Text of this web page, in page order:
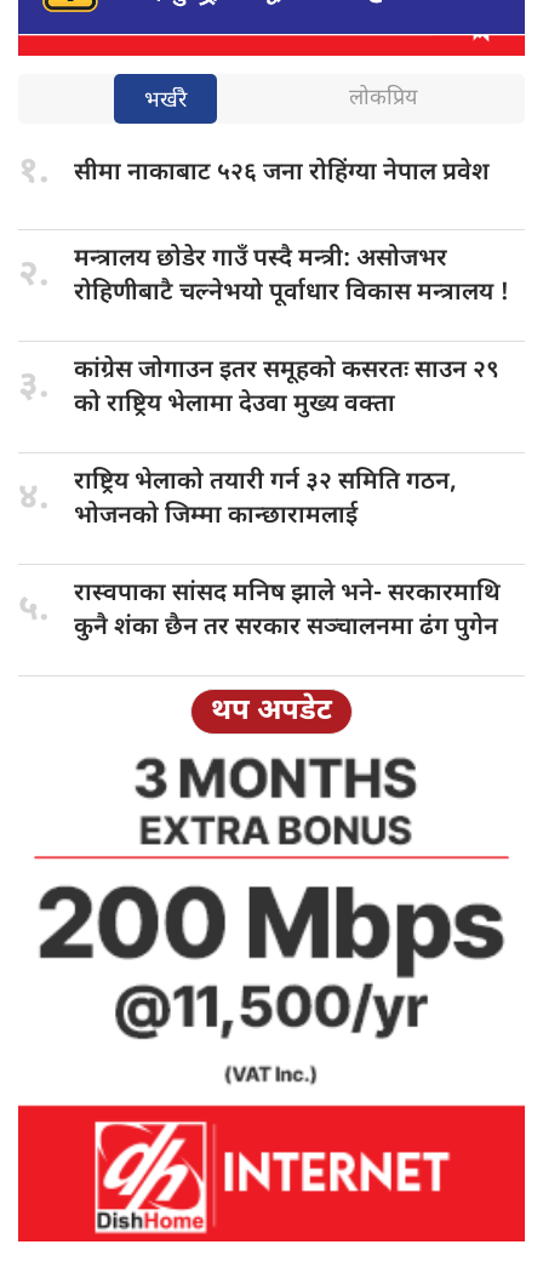
भर्खरै लोकप्रिय
१. सीमा नाकाबाट ५२६ जना रोहिंग्या नेपाल प्रवेश
२. मन्त्रालय छोडेरगाउँ पस्दै मन्त्री: असोजभर
रोहिणीबाटै चल्नेभयो पूर्वाधार विकास मन्त्रालय !
३. कांग्रेस जोगाउनइतर समूहको कसरतः साउन २९
को राष्ट्रिय भेलामा देउवा मुख्य वक्ता
४. राष्ट्रिय भेलाकोतयारी गर्न ३२ समिति गठन,
भोजनको जिम्मा कान्छारामलाई
५. रास्वपाका सांसदमनिष झाले भने- सरकारमाथि
कुनै शंका छैन तर सरकार सञ्चालनमा ढंग पुगेन
थप अपडेट